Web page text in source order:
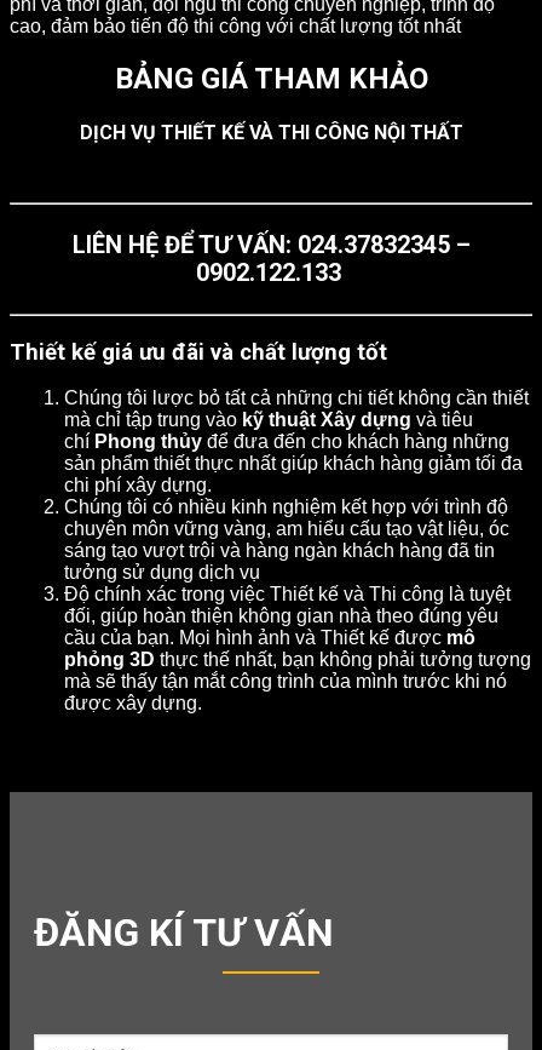
phí và thời gian, đội ngũ thi công chuyên nghiệp, trình độ
cao, đảm bảo tiến độ thi công với chất lượng tốt nhất
BẢNG GIÁ THAM KHẢO
DỊCH VỤ THIẾT KẾ VÀ THI CÔNG NỘI THẤT
LIÊN HỆ ĐỂ TƯ VẤN: 024.37832345 –
0902.122.133
Thiết kế giá ưu đãi và chất lượng tốt
Chúng tôi lược bỏ tất cả những chi tiết không cần thiết
mà chỉ tập trung vào kỹ thuật Xây dựng và tiêu
chí Phong thủyđể đưa đến cho khách hàng những
sản phẩm thiết thực nhất giúp khách hàng giảm tối đa
chi phí xây dựng.
Chúng tôi có nhiều kinh nghiệm kết hợp với trình độ
chuyên môn vững vàng, am hiểu cấu tạo vật liệu, óc
sáng tạo vượt trội và hàng ngàn khách hàng đã tin
tưởng sử dụng dịch vụ
Độ chính xác trong việc Thiết kế và Thi công là tuyệt
đối, giúp hoàn thiện không gian nhà theo đúng yêu
cầu của bạn. Mọi hình ảnh và Thiết kế được mô
phỏng 3D thực thế nhất, bạn không phải tưởng tượng
mà sẽ thấy tận mắt công trình của mình trước khi nó
được xây dựng.
ĐĂNG KÍ TƯ VẤN